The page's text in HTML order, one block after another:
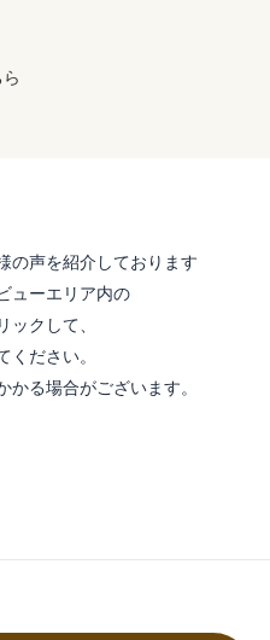
の声を紹介しております
ューエリア内の
ックして、
ください。
る場合がございます。